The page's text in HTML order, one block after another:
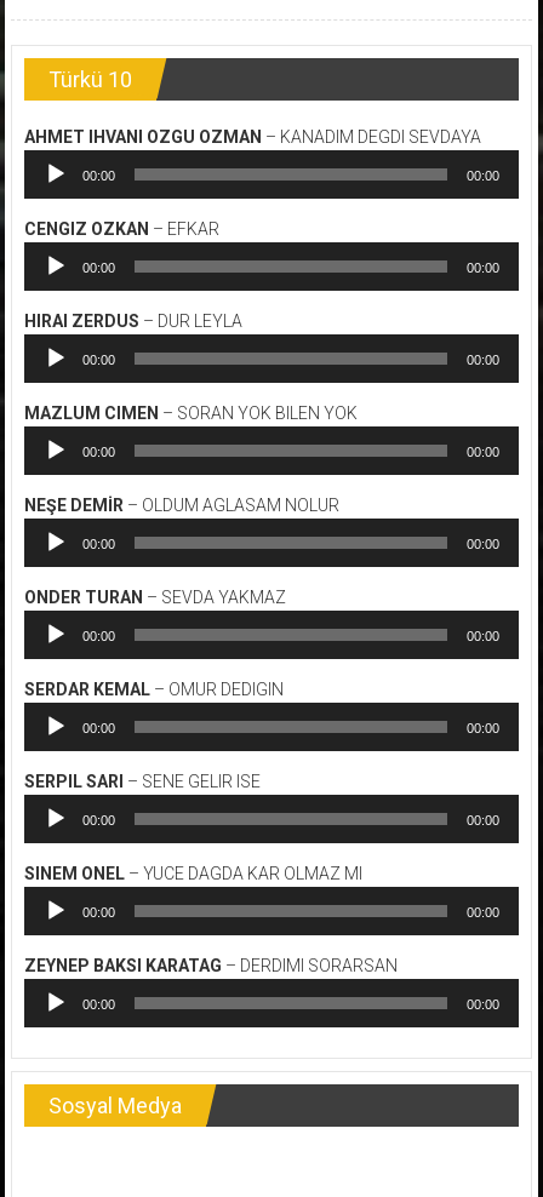
Türkü 10
AHMET IHVANI OZGU OZMAN – KANADIM DEGDI SEVDAYA
Ses
oynatıcı
00:00 00:00
CENGIZ OZKAN – EFKAR
Ses
oynatıcı
00:00 00:00
HIRAI ZERDUS – DUR LEYLA
Ses
oynatıcı
00:00 00:00
MAZLUM CIMEN – SORAN YOK BILEN YOK
Ses
oynatıcı
00:00 00:00
NEŞE DEMİR– OLDUM AGLASAM NOLUR
Ses
oynatıcı
00:00 00:00
ONDER TURAN – SEVDA YAKMAZ
Ses
oynatıcı
00:00 00:00
SERDAR KEMAL– OMUR DEDIGIN
Ses
oynatıcı
00:00 00:00
SERPIL SARI – SENE GELIR ISE
Ses
oynatıcı
00:00 00:00
SINEM ONEL– YUCE DAGDA KAR OLMAZ MI
Ses
oynatıcı
00:00 00:00
ZEYNEP BAKSI KARATAG – DERDIMI SORARSAN
Ses
oynatıcı
00:00 00:00
Sosyal Medya